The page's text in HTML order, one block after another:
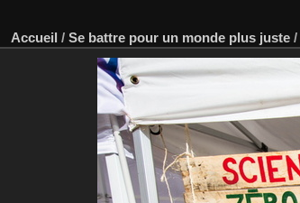
Accueil / Se battre pour un monde plus juste /